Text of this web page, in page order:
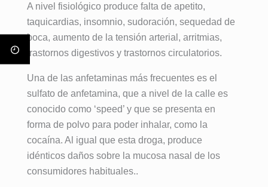
A nivel fisiológico produce falta de apetito,
taquicardias, insomnio, sudoración, sequedad de
boca, aumento de la tensión arterial, arritmias,
trastornos digestivos y trastornos circulatorios.
Una de las anfetaminas más frecuentes es el
sulfato de anfetamina, que a nivel de la calle es
conocido como ‘speed’ y que se presenta en
forma de polvo para poder inhalar, como la
cocaína. Al igual que esta droga, produce
idénticos daños sobre la mucosa nasal de los
consumidores habituales..